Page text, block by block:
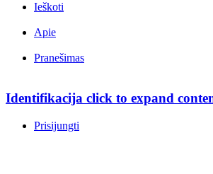
Ieškoti
Apie
Pranešimas
Identifikacija click to expand
Prisijungti